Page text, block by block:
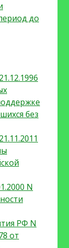
до
без
N
РФ N
от